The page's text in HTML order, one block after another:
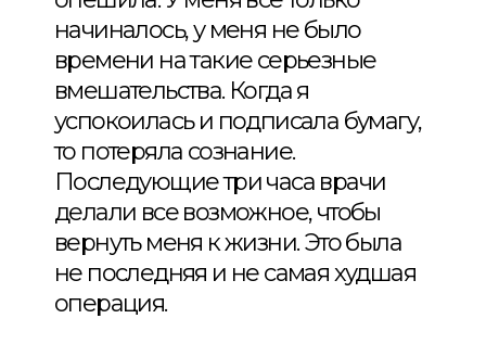
начиналось, у меня не было
времени на такие серьезные
вмешательства. Когда я
успокоилась и подписала бумагу,
то потеряла сознание.
Последующие три часа врачи
делали все возможное, чтобы
вернуть меня к жизни. Это была
не последняя и не самая худшая
операция.